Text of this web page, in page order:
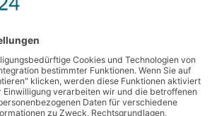
Korsettversorgung
Kinderspezialschuhe
Sonderbau Sitzschalen
Lagerungsschienen
Kompression